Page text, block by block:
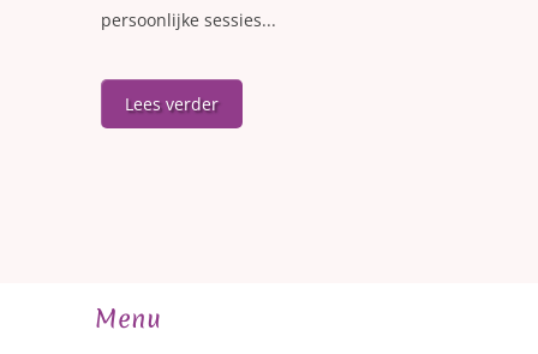
persoonlijke sessies...
Lees verder
Menu